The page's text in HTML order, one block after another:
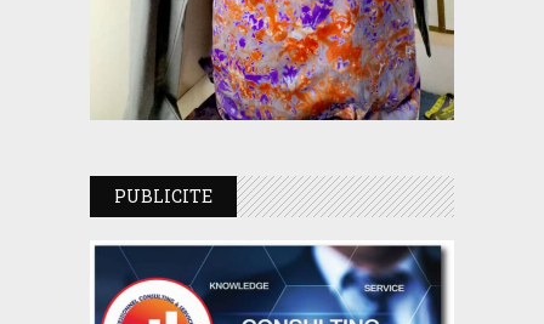
PUBLICITE